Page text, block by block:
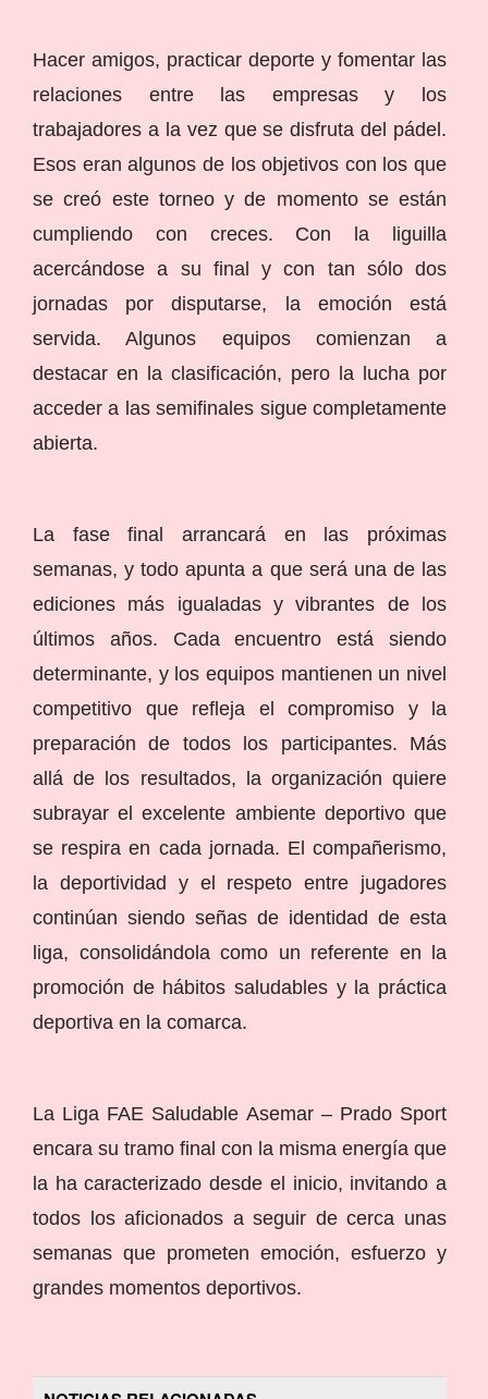
Hacer amigos, practicar deporte y fomentar las
relaciones entre las empresas y los
trabajadores a la vez que se disfruta del pádel.
Esos eran algunos de los objetivos con los que
se creó este torneo y de momento se están
cumpliendo con creces. Con la liguilla
acercándose a su final y con tan sólo dos
jornadas por disputarse, la emoción está
servida. Algunos equipos comienzan a
destacar en la clasificación, pero la lucha por
acceder a las semifinales sigue completamente
abierta.
La fase final arrancará en las próximas
semanas, y todo apunta a que será una de las
ediciones más igualadas y vibrantes de los
últimos años. Cada encuentro está siendo
determinante, y los equipos mantienen un nivel
competitivo que refleja el compromiso y la
preparación de todos los participantes. Más
allá de los resultados, la organización quiere
subrayar el excelente ambiente deportivo que
se respira en cada jornada. El compañerismo,
la deportividad y el respeto entre jugadores
continúan siendo señas de identidad de esta
liga, consolidándola como un referente en la
promoción de hábitos saludables y la práctica
deportiva en la comarca.
La Liga FAE Saludable Asemar – Prado Sport
encara su tramo final con la misma energía que
la ha caracterizado desde el inicio, invitando a
todos los aficionados a seguir de cerca unas
semanas que prometen emoción, esfuerzo y
grandes momentos deportivos.